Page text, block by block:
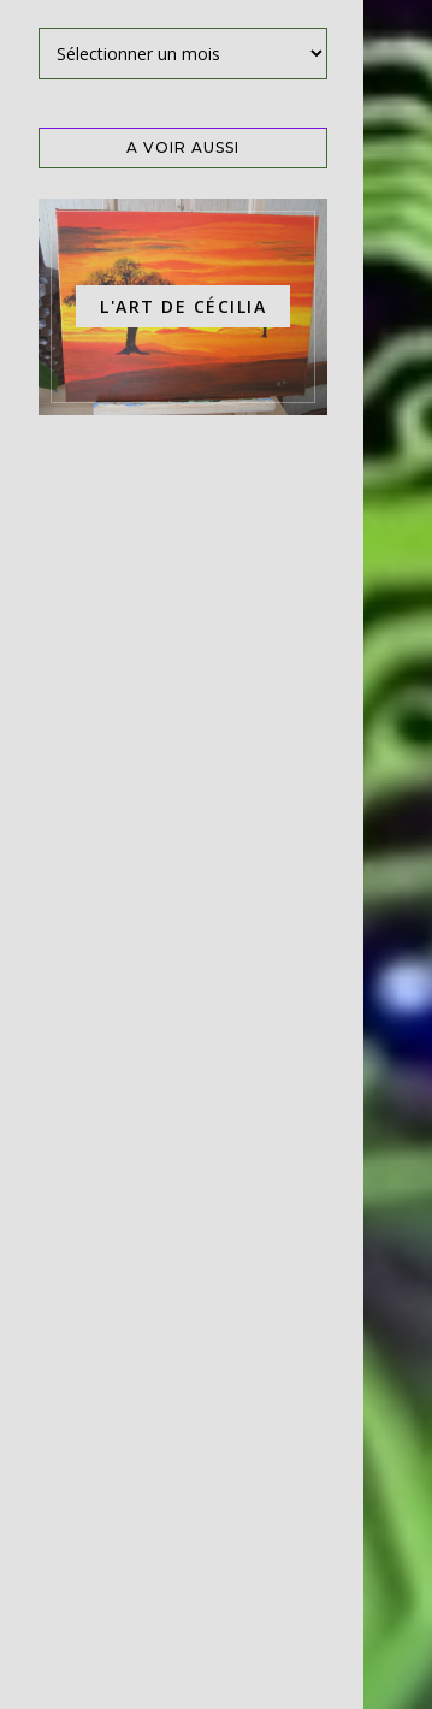
Archives
A VOIR AUSSI
L'ART DE CÉCILIA